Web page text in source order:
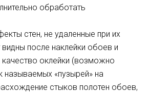
обработать
стен, не удаленные при их
видны после наклейки обоев и
качество оклейки (возможно
называемых «пузырей» на
стыков полотен обоев,